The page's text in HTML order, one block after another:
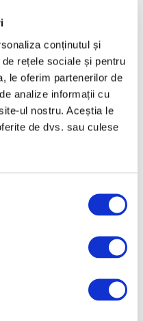
conținutul și
rețele sociale și pentru
le oferim partenerilor de
analize informații cu
ul nostru. Aceștia le
de dvs. sau culese